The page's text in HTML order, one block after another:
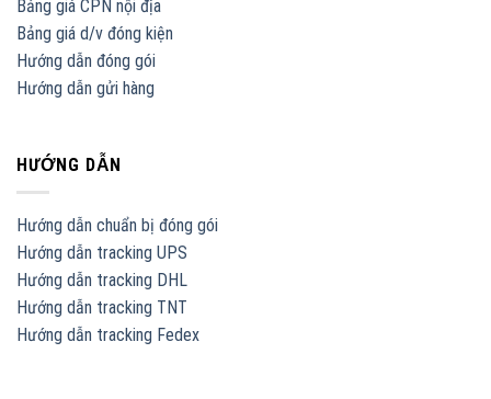
Bảng giá CPN nội địa
Bảng giá d/v đóng kiện
Hướng dẫn đóng gói
Hướng dẫn gửi hàng
HƯỚNG DẪN
Hướng dẫn chuẩn bị đóng gói
Hướng dẫn tracking UPS
Hướng dẫn tracking DHL
Hướng dẫn tracking TNT
Hướng dẫn tracking Fedex